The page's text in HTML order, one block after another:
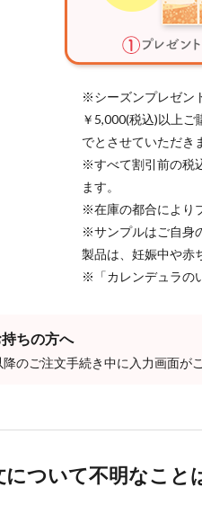
※シーズンプレゼン
￥5,000(税込)以上
でとさせていただき
※すべて割引前の税
ます。
※在庫の都合により
※サンプルはご自身
製品は、妊娠中や赤
※「カレンデュラの
ちの方へ
のご注文手続き中に入力画面が
について不明なこと